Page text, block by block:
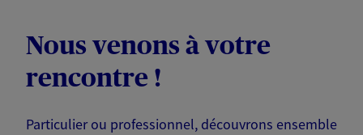
Nous venons à votre
rencontre !
Particulier ou professionnel, découvrons ensemble